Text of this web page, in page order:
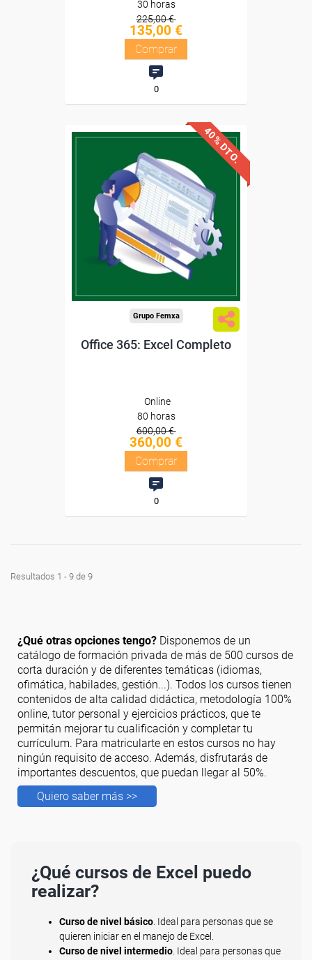
30 horas
225,00 €
135,00 €
Comprar
0
40% DTO.
Descuentos especiales
Sin requisitos de acceso
Diploma
Compra segura
Grupo Femxa
Office 365: Excel Completo
Online
80 horas
600,00 €
360,00 €
Comprar
0
Resultados 1 - 9 de 9
¿Qué otras opciones tengo? Disponemos de un
catálogo de formación privada de más de 500 cursos de
corta duración y de diferentes temáticas (idiomas,
ofimática, habilades, gestión...). Todos los cursos tienen
contenidos de alta calidad didáctica, metodología 100%
online, tutor personal y ejercicios prácticos, que te
permitán mejorar tu cualificación y completar tu
currículum. Para matricularte en estos cursos no hay
ningún requisito de acceso. Además, disfrutarás de
importantes descuentos, que puedan llegar al 50%.
Quiero saber más >>
¿Qué cursos de Excel puedo
realizar?
Curso de nivel básico. Ideal para personas que se
quieren iniciar en el manejo de Excel.
Curso de nivel intermedio. Ideal para personas que